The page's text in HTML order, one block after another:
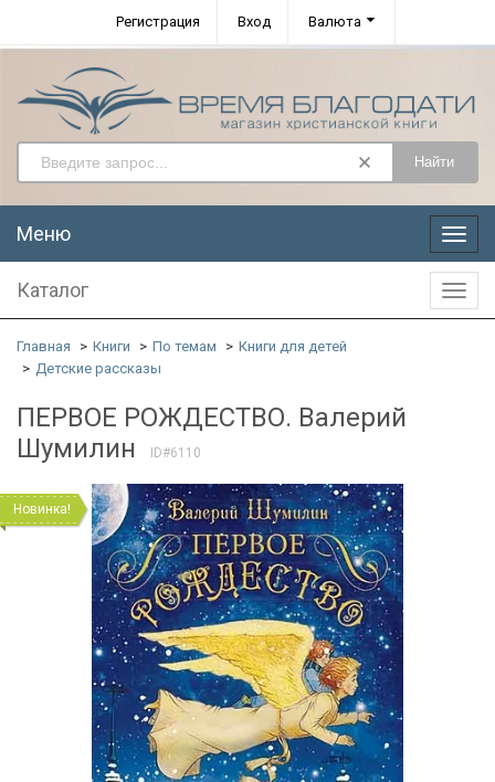
Регистрация Вход Валюта
Найти
Меню
Меню
Каталог
Главная Книги По темам
Книги для детей
Детские рассказы
ПЕРВОЕ РОЖДЕСТВО. Валерий
Шумилин
ID#6110
Новинка!